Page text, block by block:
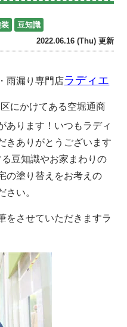
豆知識
2022.06.16 (Thu) 更新
雨漏り専門店ラディエ
にかけてある空堀通商
あります！いつもラディ
きありがとうございます
豆知識やお家まわりの
の塗り替えをお考えの
さい。
をさせていただきますラ